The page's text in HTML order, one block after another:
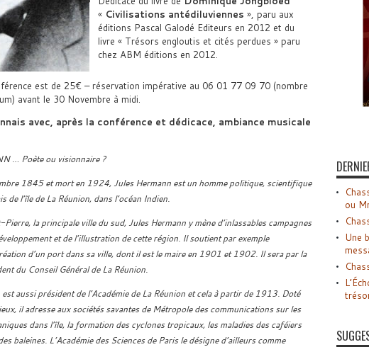
« Civilisations antédiluviennes », paru aux
éditions Pascal Galodé Editeurs en 2012 et du
livre « Trésors engloutis et cités perdues » paru
chez ABM éditions en 2012.
est de 25€ – réservation impérative au 06 01 77 09 70 (nombre
avant le 30 Novembre à midi.
avec, après la conférence et dédicace, ambiance musicale
… Poète ou visionnaire ?
1845 et mort en 1924, Jules Hermann est un homme politique, scientifique
de l’île de La Réunion, dans l’océan Indien.
la principale ville du sud, Jules Hermann y mène d’inlassables campagnes
et de l’illustration de cette région. Il soutient par exemple
d’un port dans sa ville, dont il est le maire en 1901 et 1902. Il sera par la
du Conseil Général de La Réunion.
aussi président de l’Académie de La Réunion et cela à partir de 1913. Doté
il adresse aux sociétés savantes de Métropole des communications sur les
dans l’île, la formation des cyclones tropicaux, les maladies des caféiers
baleines. L’Académie des Sciences de Paris le désigne d’ailleurs comme
ou
Une